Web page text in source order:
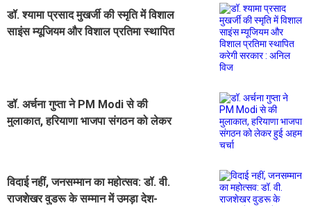
डॉ. श्यामा प्रसाद मुखर्जी की स्मृति में विशाल
साइंस म्यूजियम और विशाल प्रतिमा स्थापित
डॉ. अर्चना गुप्ता ने PM Modi से की
मुलाकात, हरियाणा भाजपा संगठन को लेकर
विदाई नहीं, जनसम्मान का महोत्सव: डॉ. वी.
राजशेखर वुडरू के सम्मान में उमड़ा देश-